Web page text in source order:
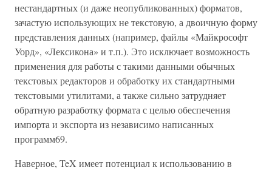
нестандартных (и даже неопубликованных) форматов,
зачастую использующих не текстовую, а двоичную форму
представления данных (например, файлы «Майкрософт
Уорд», «Лексикона» и т.п.). Это исключает возможность
применения для работы с такими данными обычных
текстовых редакторов и обработку их стандартными
текстовыми утилитами, а также сильно затрудняет
обратную разработку формата с целью обеспечения
импорта и экспорта из независимо написанных
программ69.
Наверное, TeX имеет потенциал к использованию в